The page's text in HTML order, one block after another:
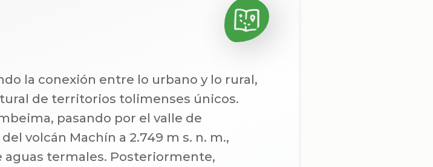
la conexión entre lo urbano y lo rural,
de territorios tolimenses únicos.
pasando por el valle de
volcán Machín a 2.749 m s. n. m.,
termales. Posteriormente,